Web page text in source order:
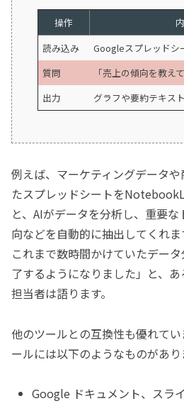
操作
読み込み
Googleスプレッドシ
質問
「売上の傾向を教え
出力
グラフや要約テキス
例えば、マーケティングデータ
たスプレッドシートを
と、AIがデータを分析し、重要
向などを自動的に抽出してくれま
これまで数時間かけていたデー
了するようになりました」と、
担当者は語ります。
他のツールとの互換性も優れて
ールには以下のようなものがあり
Google ドキュメント、スラ